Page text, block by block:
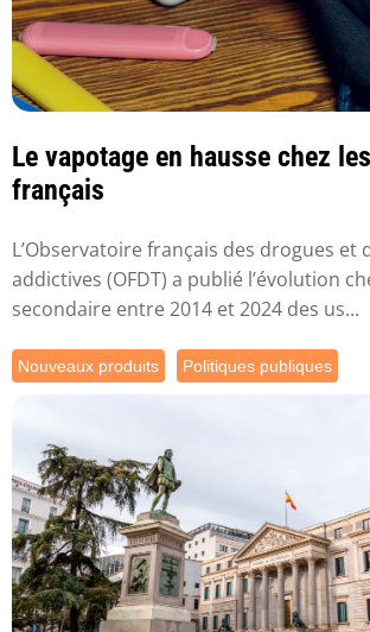
Le vapotage en hausse chez
français
L’Observatoire français des drogues et
addictives (OFDT) a publié l’évolution
secondaire entre 2014 et 2024 des us...
Nouveaux produits Politiques publiques